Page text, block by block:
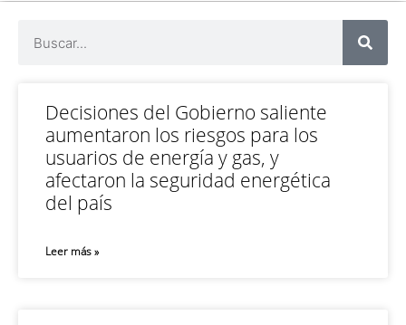
Decisiones del Gobierno saliente
aumentaron los riesgos para los
usuarios de energía y gas, y
afectaron la seguridad energética
del país
Leer más »